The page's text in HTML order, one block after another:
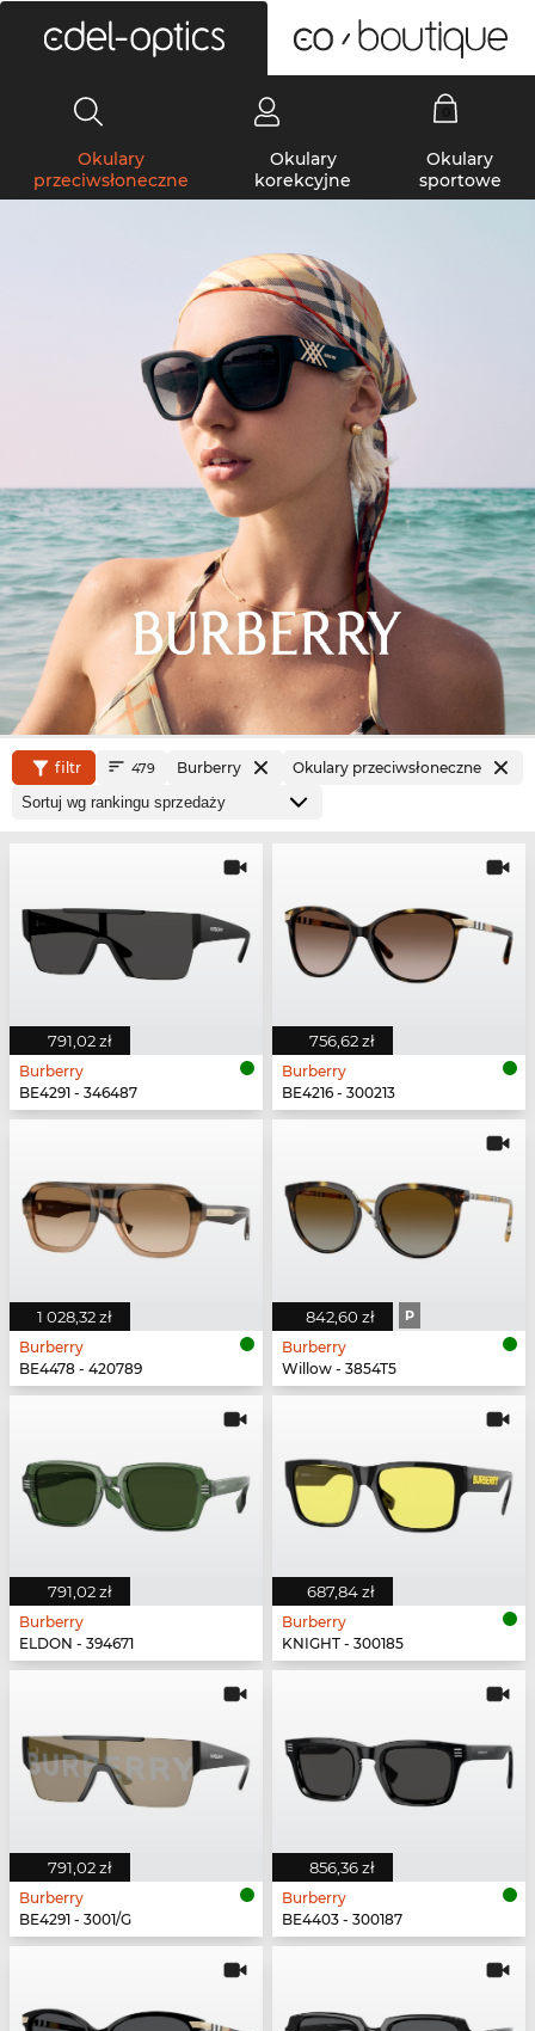
Okulary
przeciwsłoneczne
Okulary
korekcyjne
Okulary
sportowe
filtr 479 Burberry Okulary przeciwsłoneczne
791,02 zł
Burberry
BE4291 - 346487
756,62 zł
Burberry
BE4216 - 300213
1 028,32 zł
Burberry
BE4478 - 420789
842,60 zł P
Burberry
Willow - 3854T5
791,02 zł
Burberry
ELDON - 394671
687,84 zł
Burberry
KNIGHT - 300185
791,02 zł
Burberry
BE4291 - 3001/G
856,36 zł
Burberry
BE4403 - 300187